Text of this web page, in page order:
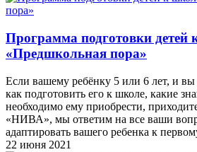
Программа подготовки детей
«Предшкольная пора»
Если вашему ребёнку 5 или 6 лет, и вы
как подготовить его к школе, какие
необходимо ему приобрести,
«НИВА», мы ответим на все ваши
адаптировать вашего ребенка к
22 июня 2021